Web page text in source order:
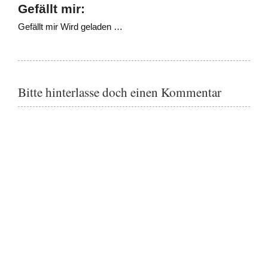
Gefällt mir:
Gefällt mir Wird geladen …
Bitte hinterlasse doch einen Kommentar